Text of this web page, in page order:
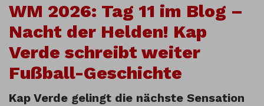
WM 2026: Tag 11 im Blog –
Nacht der Helden! Kap
Verde schreibt weiter
Fußball-Geschichte
Kap Verde gelingt die nächste Sensation